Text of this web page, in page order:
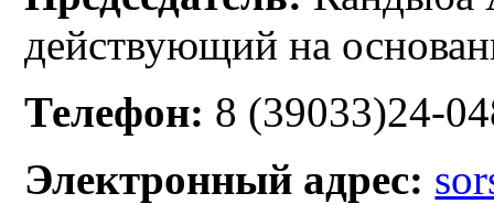
действующий на
Телефон: 8 (39033)24-
Электронный адрес: